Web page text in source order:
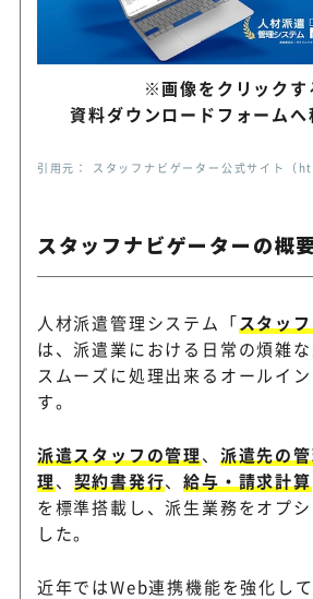
※画像をクリックす
資料ダウンロードフォームへ
引用元： スタッフナビゲーター公式サイ
スタッフナビゲーターの概
人材派遣管理システム「スタッ
は、派遣業における日常の煩雑
スムーズに処理出来るオールイ
す。
派遣スタッフの管理、 派遣先の
理、 契約書発行、給与・請求計算
を標準搭載し、派生業務をオプ
した。
近年ではWeb連携機能を強化し